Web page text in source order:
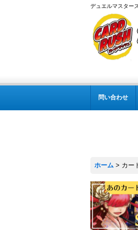
デュエルマスター
問い合わせ
ホーム > カー